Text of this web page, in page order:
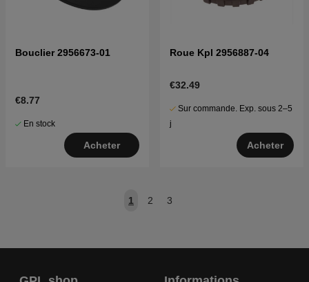
Bouclier 2956673-01
€8.77
En stock
Acheter
Roue Kpl 2956887-04
€32.49
Sur commande. Exp. sous 2–5
j
Acheter
1 2 3